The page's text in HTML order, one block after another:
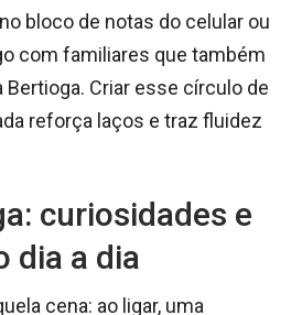
bloco de notas do celular ou
com familiares que também
Criar esse círculo de
reforça laços e traz fluidez
curiosidades e
dia a dia
cena: ao ligar, uma